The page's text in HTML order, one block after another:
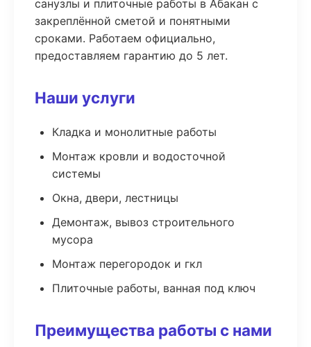
санузлы и плиточные работы в Абакан с
закреплённой сметой и понятными
сроками. Работаем официально,
предоставляем гарантию до 5 лет.
Наши услуги
Кладка и монолитные работы
Монтаж кровли и водосточной
системы
Окна, двери, лестницы
Демонтаж, вывоз строительного
мусора
Монтаж перегородок и гкл
Плиточные работы, ванная под ключ
Преимущества работы с нами